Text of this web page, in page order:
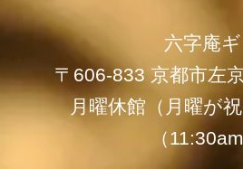
六字庵
〒606-833 京都市左
月曜休館（月曜が
（